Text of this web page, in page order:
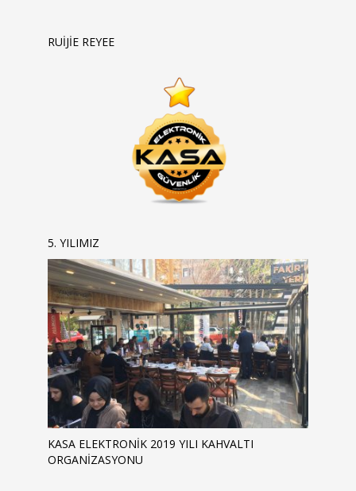
RUİJİE REYEE
5. YILIMIZ
KASA ELEKTRONIK 2019 YILI KAHVALTI
ORGANIZASYONU